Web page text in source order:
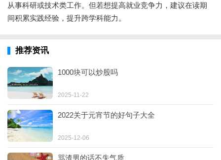
从事科研或技术类工作。但若想提高就业竞争力，建议在读期
间积累实践经验，提升跨学科能力。
推荐资讯
1000块可以炒股吗
2025-11-22
2022关于元宵节的好句子大全
2025-12-06
骂渣男的话不失气质